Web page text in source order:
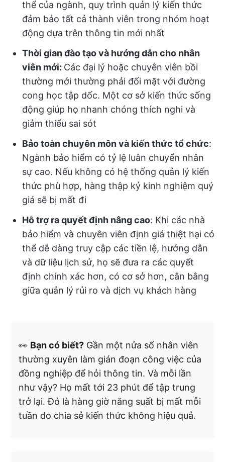
thể của ngành, quy trình quản lý kiến thức
đảm bảo tất cả thành viên trong nhóm hoạt
động dựa trên thông tin mới nhất
Thời gian đào tạo và hướng dẫn cho nhân
viên mới: Các đại lý hoặc chuyên viên bồi
thường mới thường phải đối mặt với đường
cong học tập dốc. Một cơ sở kiến thức sống
động giúp họ nhanh chóng thích nghi và
giảm thiểu sai sót
Bảo toàn chuyên môn và kiến thức tổ chức:
Ngành bảo hiểm có tỷ lệ luân chuyển nhân
sự cao. Nếu không có hệ thống quản lý kiến
thức phù hợp, hàng thập kỷ kinh nghiệm quý
giá sẽ bị mất đi
Hỗ trợ ra quyết định nâng cao: Khi các nhà
bảo hiểm và chuyên viên định giá thiệt hại có
thể dễ dàng truy cập các tiền lệ, hướng dẫn
và dữ liệu lịch sử, họ sẽ đưa ra các quyết
định chính xác hơn, có cơ sở hơn, cân bằng
giữa quản lý rủi ro và dịch vụ khách hàng
👀 Bạn có biết? Gần một nửa số nhân viên
thường xuyên làm gián đoạn công việc của
đồng nghiệp để hỏi thông tin. Và mỗi lần
như vậy? Họ mất tới 23 phút để tập trung
trở lại. Đó là hàng giờ năng suất bị mất mỗi
tuần do chia sẻ kiến thức không hiệu quả.